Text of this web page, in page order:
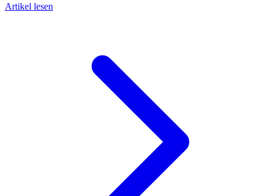
Artikel lesen